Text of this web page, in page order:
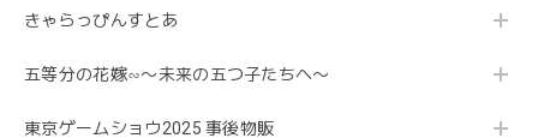
きゃらっぴんすとあ
五等分の花嫁∽〜未来の五つ子たちへ〜
東京ゲームショウ2025 事後物販